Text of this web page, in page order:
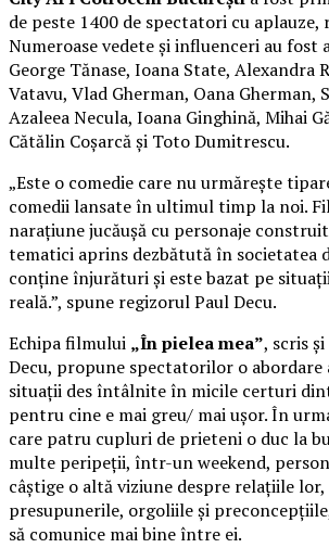
de peste 1400 de spectatori cu aplauze,
Numeroase vedete și influenceri au fost
George Tănase, Ioana State, Alexandra
Vatavu, Vlad Gherman, Oana Gherman,
Azaleea Necula, Ioana Ginghină, Mihai
Cătălin Coșarcă și Toto Dumitrescu.
„Este o comedie care nu urmărește
comedii lansate în ultimul timp la noi.
narațiune jucăușă cu personaje
tematici aprins dezbătută în societatea
conține înjurături și este bazat pe
reală.”, spune regizorul Paul Decu.
Echipa filmului „În pielea mea”, scris
Decu, propune spectatorilor o abordare
situații des întâlnite în micile certuri
pentru cine e mai greu/ mai ușor. În
care patru cupluri de prieteni o duc la
multe peripeții, într-un weekend,
câștige o altă viziune despre relațiile
presupunerile, orgoliile și
să comunice mai bine între ei.